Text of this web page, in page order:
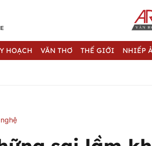
HOẠCH VĂN THƠ THẾ GIỚI NHIẾP